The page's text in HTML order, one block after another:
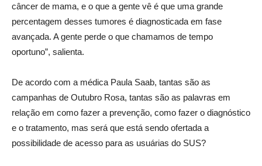
câncer de mama, e o que a gente vê é que uma grande
percentagem desses tumores é diagnosticada em fase
avançada. A gente perde o que chamamos de tempo
oportuno”, salienta.
De acordo com a médica Paula Saab, tantas são as
campanhas de Outubro Rosa, tantas são as palavras em
relação em como fazer a prevenção, como fazer o diagnóstico
e o tratamento, mas será que está sendo ofertada a
possibilidade de acesso para as usuárias do SUS?